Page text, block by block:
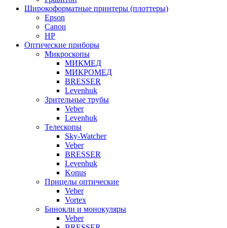
Широкоформатные принтеры (плоттеры)
Epson
Canon
HP
Оптические приборы
Микроскопы
МИКМЕД
МИКРОМЕД
BRESSER
Levenhuk
Зрительные трубы
Veber
Levenhuk
Телескопы
Sky-Watcher
Veber
BRESSER
Levenhuk
Konus
Прицелы оптические
Veber
Vortex
Бинокли и монокуляры
Veber